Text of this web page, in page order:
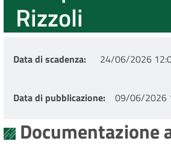
Rizzoli
Data di scadenza 24/06/2026
Data di pubblicazione 09/06/2026
Documentazione